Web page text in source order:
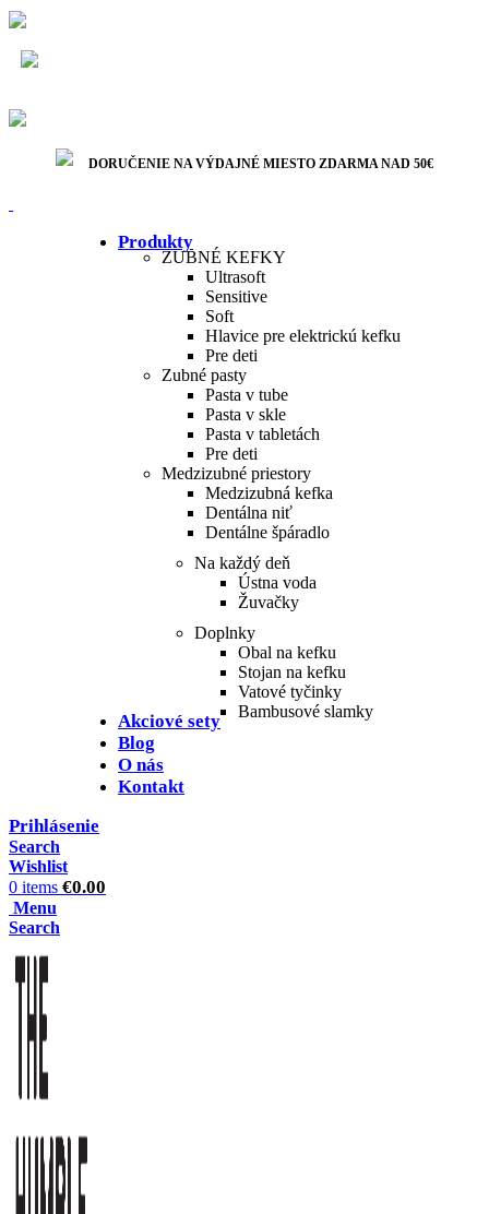
DORUČENIE NA VÝDAJNÉ MIESTO ZDARMA NAD 50€
Produkty
ZUBNÉ KEFKY
Ultrasoft
Sensitive
Soft
Hlavice pre elektrickú kefku
Pre deti
Zubné pasty
Pasta v tube
Pasta v skle
Pasta v tabletách
Pre deti
Medzizubné priestory
Medzizubná kefka
Dentálna niť
Dentálne špáradlo
Na každý deň
Ústna voda
Žuvačky
Doplnky
Obal na kefku
Stojan na kefku
Vatové tyčinky
Bambusové slamky
Akciové sety
Blog
O nás
Kontakt
Prihlásenie
Search
Wishlist
0 items €0.00
Menu
Search